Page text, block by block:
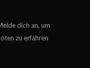
dich an, um
zu erfahren